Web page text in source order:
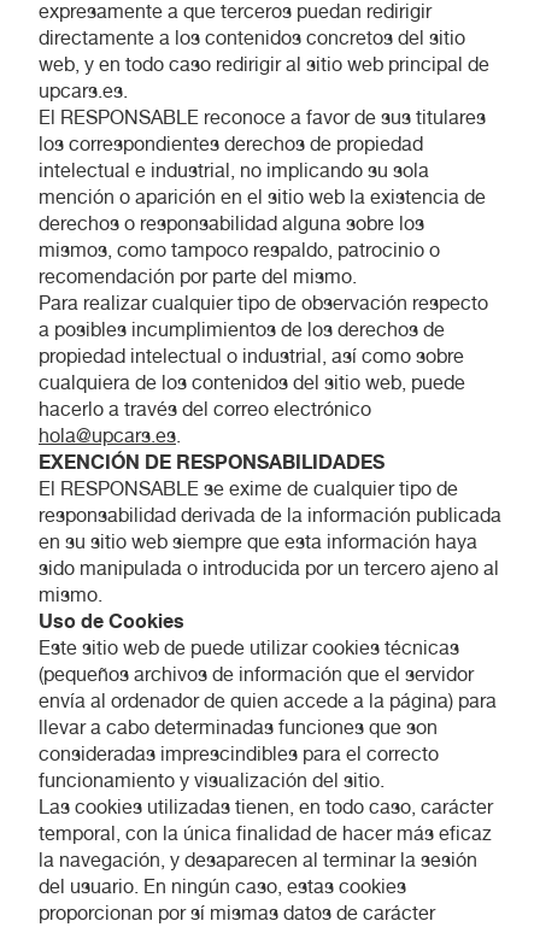
expresamente a que terceros puedan redirigir
directamente a los contenidos concretos del sitio
web, y en todo caso redirigir al sitio web principal de
upcars.es.
El RESPONSABLE reconoce a favor de sus titulares
los correspondientes derechos de propiedad
intelectual e industrial, no implicando su sola
mención o aparición en el sitio web la existencia de
derechos o responsabilidad alguna sobre los
mismos, como tampoco respaldo, patrocinio o
recomendación por parte del mismo.
Para realizar cualquier tipo de observación respecto
a posibles incumplimientos de los derechos de
propiedad intelectual o industrial, así como sobre
cualquiera de los contenidos del sitio web, puede
hacerlo a través del correo electrónico
hola@upcars.es.
EXENCIÓN DE RESPONSABILIDADES
El RESPONSABLE se exime de cualquier tipo de
responsabilidad derivada de la información publicada
en su sitio web siempre que esta información haya
sido manipulada o introducida por un tercero ajeno al
mismo.
Uso de Cookies
Este sitio web de puede utilizar cookies técnicas
(pequeños archivos de información que el servidor
envía al ordenador de quien accede a la página) para
llevar a cabo determinadas funciones que son
consideradas imprescindibles para el correcto
funcionamiento y visualización del sitio.
Las cookies utilizadas tienen, en todo caso, carácter
temporal, con la única finalidad de hacer más eficaz
la navegación, y desaparecen al terminar la sesión
del usuario. En ningún caso, estas cookies
proporcionan por sí mismas datos de carácter